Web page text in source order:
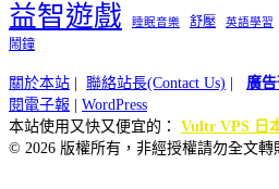
益智遊戲 睡眠音樂 舒壓 英語學習
鬧鐘
關於本站 聯絡站長(Contact Us) 廣
閱電子報
WordPress
本站使用又快又便宜的： Vultr VPS 日
© 2026 版權所有，非經授權請勿全文轉